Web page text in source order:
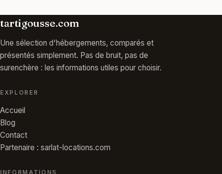
tartigousse.com
Une sélection d'hébergements, comparés et
présentés simplement. Pas de bruit, pas de
surenchère : les informations utiles pour choisir.
EXPLORER
Accueil
Blog
Contact
Partenaire : sarlat-locations.com
INFORMATIONS